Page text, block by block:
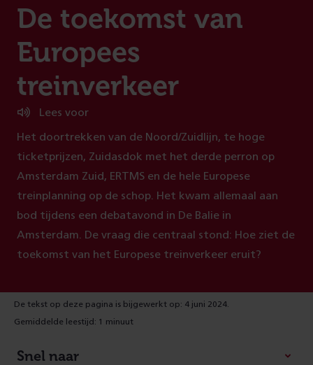
:
De toekomst van
Europees
treinverkeer
Lees voor
Het doortrekken van de Noord/Zuidlijn, te hoge
ticketprijzen, Zuidasdok met het derde perron op
Amsterdam Zuid, ERTMS en de hele Europese
treinplanning op de schop. Het kwam allemaal aan
bod tijdens een debatavond in De Balie in
Amsterdam. De vraag die centraal stond: Hoe ziet de
toekomst van het Europese treinverkeer eruit?
De tekst op deze pagina is bijgewerkt op: 4 juni 2024.
Gemiddelde leestijd: 1 minuut
Snel naar